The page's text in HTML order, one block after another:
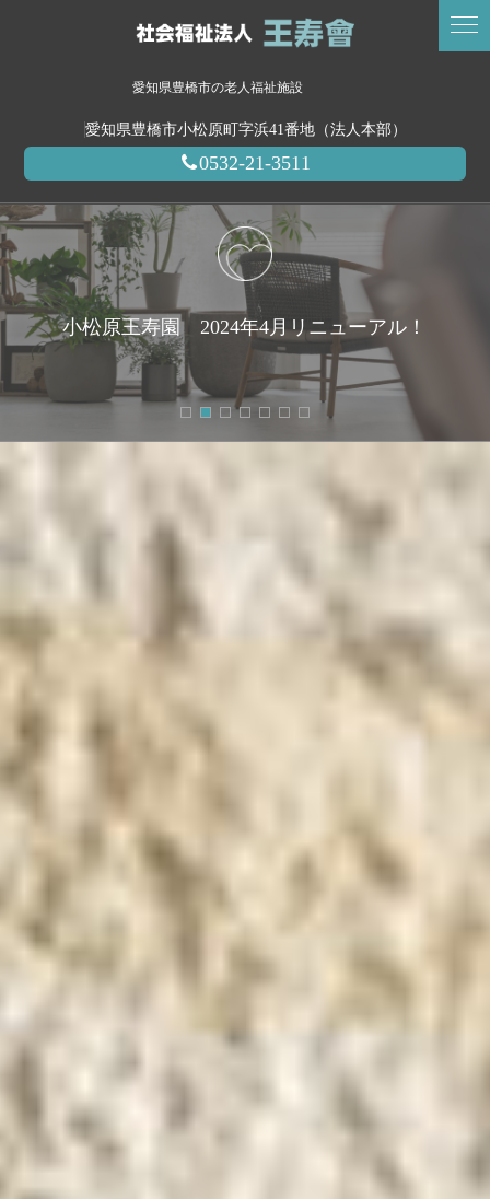
愛知県豊橋市の老人福祉施設
愛知県豊橋市小松原町字浜41番地（法人本部）
0532-21-3511
オージュカー
オージュカー2025年6月完成！
小松原王寿園 2024年4月リニューアル！
富士見王寿園 2024年3月オープン！
グループホーム高師王寿園
2021年2月オープンしました
HEART TO HEART
海の見える老人福祉施設です。海の好きな人は是
非お立ち寄りください。
HEART TO HEART
海の見える老人福祉施設です。海の好きな人は是
非お立ち寄りください。
HEART TO HEART
海の見える老人福祉施設です。海の好きな人は是
非お立ち寄りください。